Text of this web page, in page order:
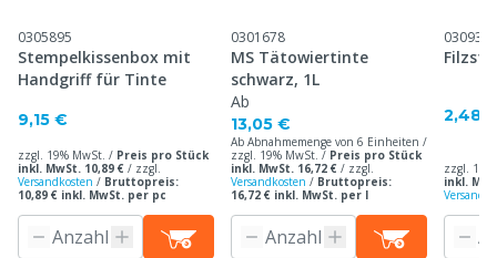
0305895
Stempelkissenbox mit
Handgriff für Tinte
9,15 €
zzgl. 19% MwSt. / Preis pro Stück
inkl. MwSt. 10,89 € / zzgl.
Versandkosten / Bruttopreis:
10,89 € inkl. MwSt. per pc
0301678
MS Tätowiertinte
schwarz, 1L
Ab
13,05 €
Ab Abnahmemenge von 6 Einheiten /
zzgl. 19% MwSt. / Preis pro Stück
inkl. MwSt. 16,72 € / zzgl.
Versandkosten / Bruttopreis:
16,72 € inkl. MwSt. per l
0309379
2,48
zzgl.
inkl.